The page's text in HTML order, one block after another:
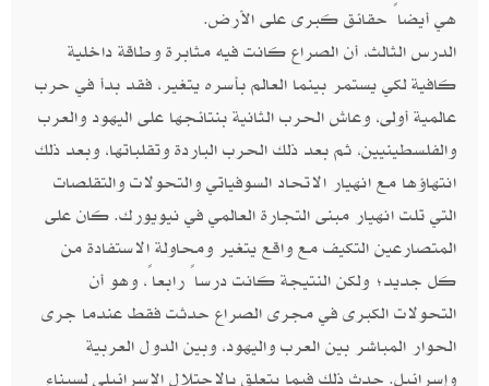
هي أيضاً حقائق كبرى على الأرض.
الدرس الثالث، أن الصراع كانت فيه مثابرة وطاقة داخلية
كافية لكي يستمر بينما العالم بأسره يتغير، فقد بدأ في حرب
عالمية أولى، وعاش الحرب الثانية بنتائجها على اليهود والعرب
والفلسطينيين، ثم بعد ذلك الحرب الباردة وتقلباتها، وبعد ذلك
انتهاؤها مع انهيار الاتحاد السوفياتي والتحولات والتقلصات
التي تلت انهيار مبنى التجارة العالمي في نيويورك. كان على
المتصارعين التكيف مع واقع يتغير ومحاولة الاستفادة من
كل جديد؛ ولكن النتيجة كانت درساً رابعاً، وهو أن
التحولات الكبرى في مجرى الصراع حدثت فقط عندما جرى
الحوار المباشر بين العرب واليهود، وبين الدول العربية
وإسرائيل. حدث ذلك فيما يتعلق بالاحتلال الإسرائيلي لسيناء